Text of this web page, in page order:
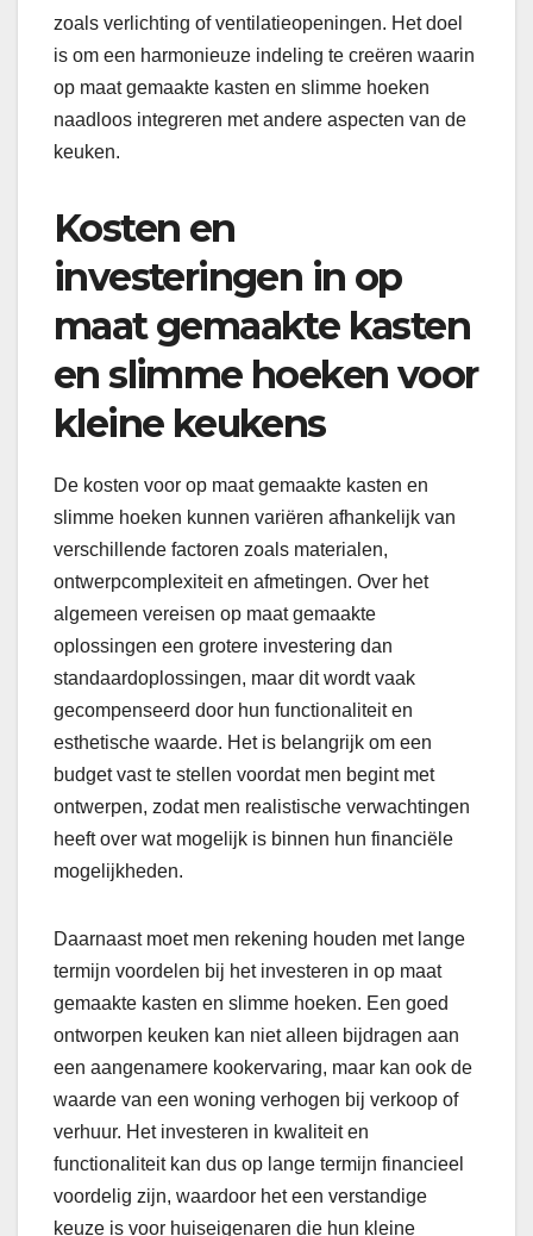
zoals verlichting of ventilatieopeningen. Het doel
is om een harmonieuze indeling te creëren waarin
op maat gemaakte kasten en slimme hoeken
naadloos integreren met andere aspecten van de
keuken.
Kosten en
investeringen in op
maat gemaakte kasten
en slimme hoeken voor
kleine keukens
De kosten voor op maat gemaakte kasten en
slimme hoeken kunnen variëren afhankelijk van
verschillende factoren zoals materialen,
ontwerpcomplexiteit en afmetingen. Over het
algemeen vereisen op maat gemaakte
oplossingen een grotere investering dan
standaardoplossingen, maar dit wordt vaak
gecompenseerd door hun functionaliteit en
esthetische waarde. Het is belangrijk om een
budget vast te stellen voordat men begint met
ontwerpen, zodat men realistische verwachtingen
heeft over wat mogelijk is binnen hun financiële
mogelijkheden.
Daarnaast moet men rekening houden met lange
termijn voordelen bij het investeren in op maat
gemaakte kasten en slimme hoeken. Een goed
ontworpen keuken kan niet alleen bijdragen aan
een aangenamere kookervaring, maar kan ook de
waarde van een woning verhogen bij verkoop of
verhuur. Het investeren in kwaliteit en
functionaliteit kan dus op lange termijn financieel
voordelig zijn, waardoor het een verstandige
keuze is voor huiseigenaren die hun kleine